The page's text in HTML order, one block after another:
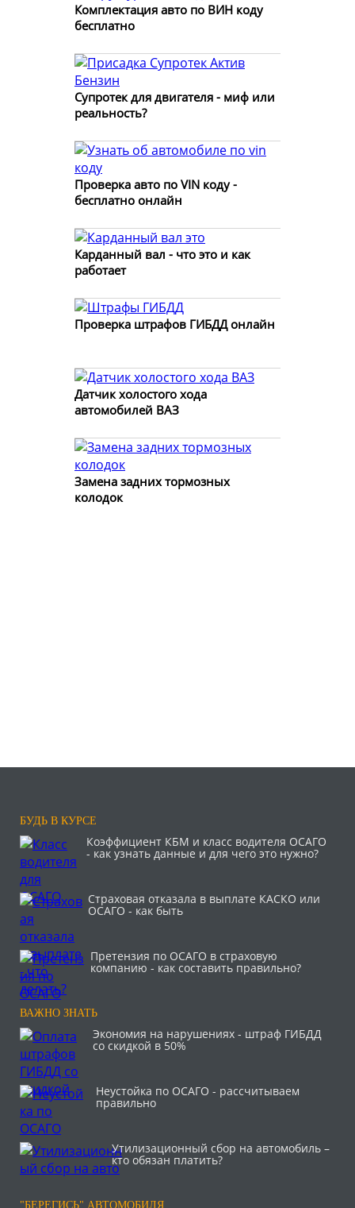
Комплектация авто по ВИН коду
бесплатно
Супротек для двигателя - миф или
реальность?
Проверка авто по VIN коду -
бесплатно онлайн
Карданный вал - что это и как
работает
Проверка штрафов ГИБДД онлайн
Датчик холостого хода
автомобилей ВАЗ
Замена задних тормозных
колодок
БУДЬ В КУРСЕ
Коэффициент КБМ и класс водителя ОСАГО
- как узнать данные и для чего это нужно?
Страховая отказала в выплате КАСКО или
ОСАГО - как быть
Претензия по ОСАГО в страховую
компанию - как составить правильно?
ВАЖНО ЗНАТЬ
Экономия на нарушениях - штраф ГИБДД
со скидкой в 50%
Неустойка по ОСАГО - рассчитываем
правильно
Утилизационный сбор на автомобиль –
кто обязан платить?
"БЕРЕГИСЬ" АВТОМОБИЛЯ